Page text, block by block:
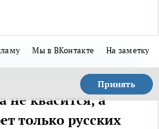
Мы в ВКонтакте На заметку
Принять
не квасится, а
только русских